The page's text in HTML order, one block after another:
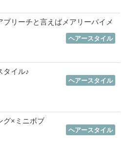
ブリーチと言えばメアリーバイメ
ヘアースタイル
タイル♪
ヘアースタイル
グ×ミニボブ
ヘアースタイル